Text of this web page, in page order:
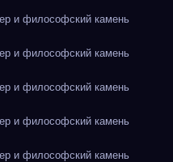
и философский камень
и философский камень
и философский камень
и философский камень
и философский камень